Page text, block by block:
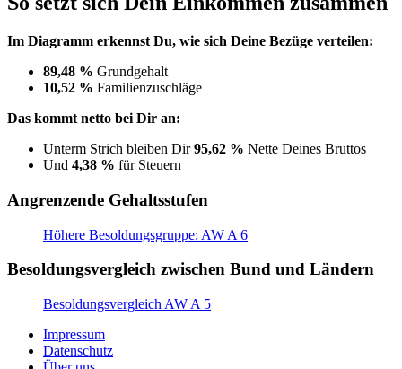
Im Diagramm erkennst Du, wie sich Deine Bezüge verteilen:
89,48 % Grundgehalt
10,52 % Familienzuschläge
Das kommt netto bei Dir an:
Unterm Strich bleiben Dir95,62 % Nette Deines Bruttos
Und 4,38 % für Steuern
Angrenzende Gehaltsstufen
Höhere Besoldungsgruppe: AW A 6
Besoldungsvergleich zwischen Bund und Ländern
Besoldungsvergleich AW A 5
Impressum
Datenschutz